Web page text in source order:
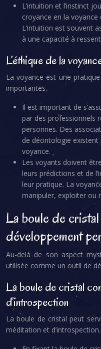
L’intuition et l’instinct
croyance en la
L’intuition est souvent
à une capacité à
L’éthique de la
La voyance est une
importantes.
Il est important de
par des professionnels
personnes. Des
de déontologie existent
voyance.
Les voyants doivent
leurs prédictions et de
leur pratique. La
manipuler, exploiter ou
La boule de
développement
Au-delà de son aspect
utilisée comme un outil de
La boule de cristal
d’introspection
La boule de cristal peut
méditation et d’introspection.